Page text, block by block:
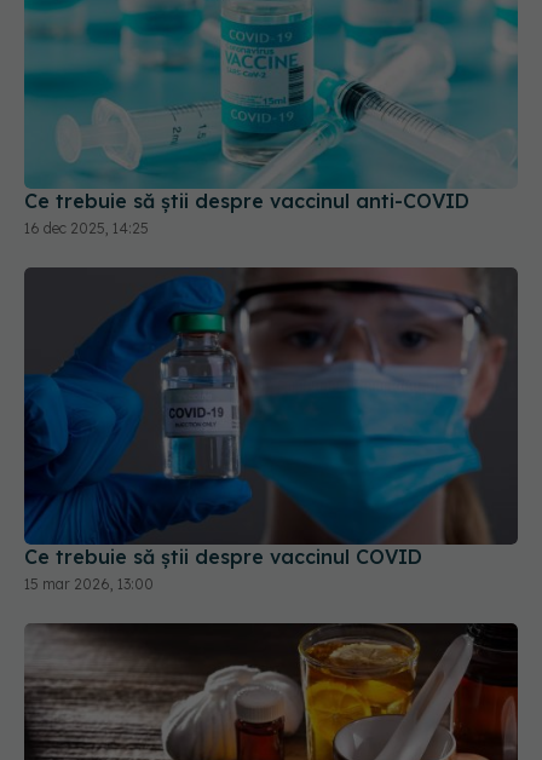
Ce trebuie să știi despre vaccinul anti-COVID
16 dec 2025, 14:25
Ce trebuie să știi despre vaccinul COVID
15 mar 2026, 13:00